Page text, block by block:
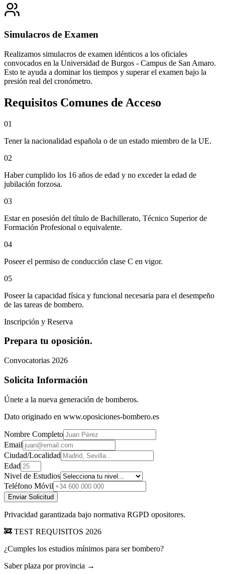
Simulacros de Examen
Realizamos simulacros de examen idénticos a los oficiales
convocados en la Universidad de Burgos - Campus de San Amaro.
Esto te ayuda a dominar los tiempos y superar el examen bajo la
presión real del cronómetro.
Requisitos Comunes de Acceso
01
Tener la nacionalidad española o de un estado miembro de la UE.
02
Haber cumplido los 16 años de edad y no exceder la edad de
jubilación forzosa.
03
Estar en posesión del título de Bachillerato, Técnico Superior de
Formación Profesional o equivalente.
04
Poseer el permiso de conducción clase C en vigor.
05
Poseer la capacidad física y funcional necesaria para el desempeño
de las tareas de bombero.
Inscripción y Reserva
Prepara tu oposición.
Convocatorias 2026
Solicita Información
Únete a la nueva generación de bomberos.
Dato originado en www.oposiciones-bombero.es
Nombre Completo
Email
Ciudad/Localidad
Edad
Nivel de Estudios
Teléfono Móvil
Enviar Solicitud
Privacidad garantizada bajo normativa RGPD opositores.
🚒 TEST REQUISITOS 2026
¿Cumples los estudios mínimos para ser bombero?
Saber plaza por provincia →